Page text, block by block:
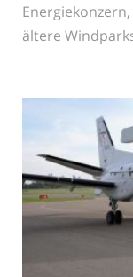
ältere